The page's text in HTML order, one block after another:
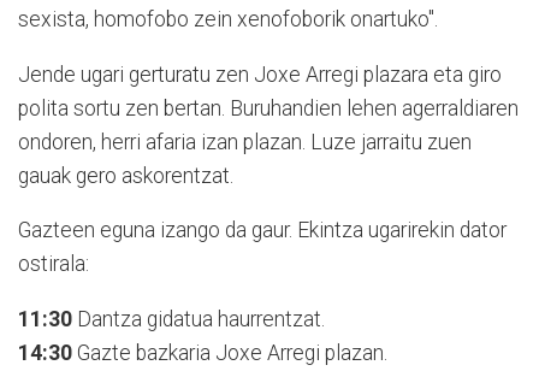
sexista, homofobo zein xenofoborik onartuko".
Jende ugari gerturatu zen Joxe Arregi plazara eta giro
polita sortu zen bertan. Buruhandien lehen agerraldiaren
ondoren, herri afaria izan plazan. Luze jarraitu zuen
gauak gero askorentzat.
Gazteen eguna izango da gaur. Ekintza ugarirekin dator
ostirala:
11:30 Dantza gidatua haurrentzat.
14:30 Gazte bazkaria Joxe Arregi plazan.